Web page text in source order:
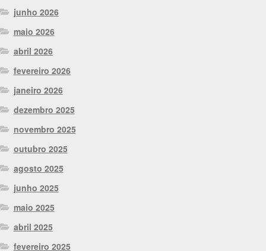
junho 2026
maio 2026
abril 2026
fevereiro 2026
janeiro 2026
dezembro 2025
novembro 2025
outubro 2025
agosto 2025
junho 2025
maio 2025
abril 2025
fevereiro 2025